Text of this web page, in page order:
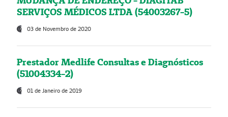
SERVIÇOS MÉDICOS LTDA (54003267-5)
03 de Novembro de 2020
Prestador Medlife Consultas e Diagnósticos
(51004334-2)
01 de Janeiro de 2019